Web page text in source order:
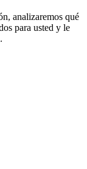
analizaremos qué
para usted y le